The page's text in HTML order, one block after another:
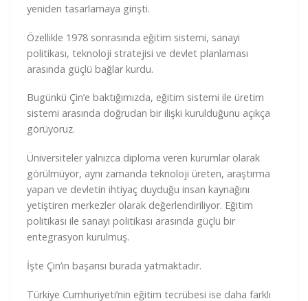
yeniden tasarlamaya girişti.
Özellikle 1978 sonrasında eğitim sistemi, sanayi
politikası, teknoloji stratejisi ve devlet planlaması
arasında güçlü bağlar kurdu.
Bugünkü Çin’e baktığımızda, eğitim sistemi ile üretim
sistemi arasında doğrudan bir ilişki kurulduğunu açıkça
görüyoruz.
Üniversiteler yalnızca diploma veren kurumlar olarak
görülmüyor, aynı zamanda teknoloji üreten, araştırma
yapan ve devletin ihtiyaç duyduğu insan kaynağını
yetiştiren merkezler olarak değerlendiriliyor. Eğitim
politikası ile sanayi politikası arasında güçlü bir
entegrasyon kurulmuş.
İşte Çin’in başarısı burada yatmaktadır.
Türkiye Cumhuriyeti’nin eğitim tecrübesi ise daha farklı